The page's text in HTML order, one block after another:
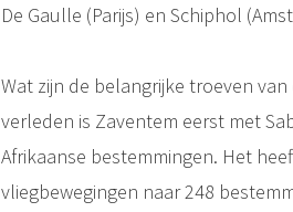
De Gaulle (Parijs) en Schiphol
Wat zijn de belangrijke troeven
verleden is Zaventem eerst met
Afrikaanse bestemmingen. Het
vliegbewegingen naar 248